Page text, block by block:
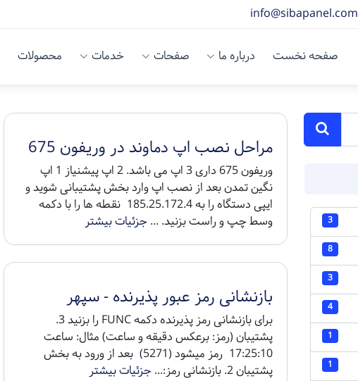
info@sibapanel.com
صفحه نخست درباره ما صفحات خدمات محصولات
3
8
3
4
1
1
مراحل نصب اپ دماوند در وریفون 675
وریفون 675 داری 3 اپ می باشد. 2 اپ پیشنیاز 1 اپ
نگین تمدن بعد از نصب اپ وارد بخش پشتیبانی شوید و
ایپی دستگاه را به 185.25.172.4 نقطه ها را با دکمه
وسط چپ و راست بزنید. ...جزئیات بیشتر
بازنشانی رمز عبور پذیرنده - سپهر
برای بازنشانی رمز پذیرنده دکمه FUNC را بزنید 3.
پشتیبان (رمز: برعکس دقیقه و ساعت) مثال: ساعت
17:25:10 رمز میشود (5271) بعد از ورود به بخش
پشتیبان 2. بازنشانی رمز:...
جزئیات بیشتر